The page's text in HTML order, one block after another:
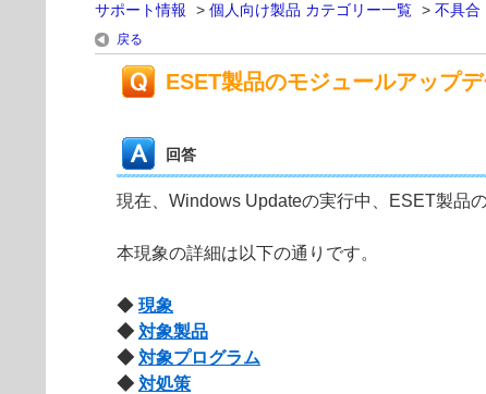
サポート情報 > 個人向け製品 カテゴリー一覧 > 不具合
戻る
ESET製品のモジュールアップ
回答
現在、Windows Updateの実行中、ESET製品
本現象の詳細は以下の通りです。
◆ 現象
◆ 対象製品
◆ 対象プログラム
◆ 対処策